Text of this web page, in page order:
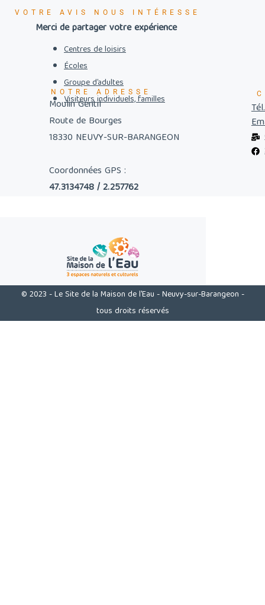
VOTRE AVIS NOUS INTÉRESSE
Merci de partager votre expérience
Centres de loisirs
Écoles
Groupe d’adultes
Visiteurs individuels, familles
NOTRE ADRESSE
Moulin Gentil
Route de Bourges
18330 NEUVY-SUR-BARANGEON
Coordonnées GPS :
47.3134748 / 2.257762
© 2023 - Le Site de la Maison de l'Eau - Neuvy-sur-Barangeon -
tous droits réservés